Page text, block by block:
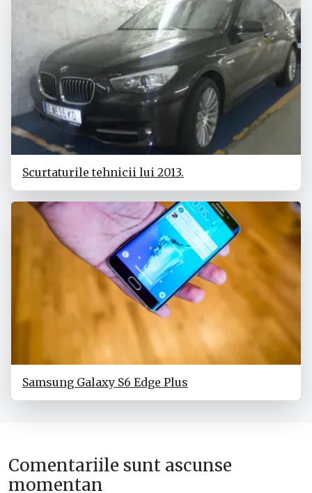
Scurtaturile tehnicii lui 2013.
Samsung Galaxy S6 Edge Plus
Comentariile sunt ascunse
momentan